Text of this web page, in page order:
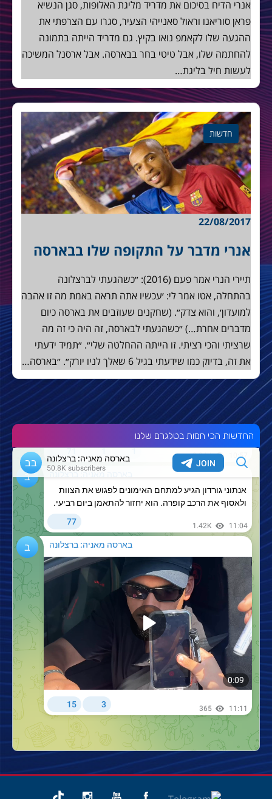
אנרי הדיח בסיכום את מדריד מליגת האלופות, סגן הנשיא
פראן סוריאנו וראול סאנייהי הצעיר, סגרו עם הצרפתי את
ההגעה שלו לקאמפ נואו בקיץ. גם מדריד הייתה בתמונה
להחתמה שלו, אבל טיטי בחר בבארסה. אבל ארסנל המשיכה
לעשות חיל בליגת…
חדשות
22/08/2017
אנרי מדבר על התקופה שלו בבארסה
תיירי הנרי אמר פעם (2016): ״כשהגעתי לברצלונה
בהתחלה, אטו אמר לי: ׳עכשיו אתה תראה באמת מה זו אהבה
למועדון׳, והוא צדק״. (שחקנים שעוזבים את בארסה כיום
מדברים אחרת…) ״כשהגעתי לבארסה, זה היה כי זה מה
שרציתי והכי רציתי. זו הייתה ההחלטה שלי״. ״תמיד ידעתי
את זה, בדיוק כמו שידעתי בגיל 6 שאלך לניו יורק״. ״בארסה…
החדשות הכי חמות בטלגרם שלנו